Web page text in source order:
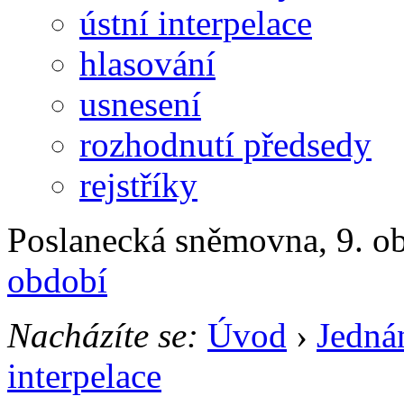
ústní interpelace
hlasování
usnesení
rozhodnutí předsedy
rejstříky
Poslanecká sněmovna, 9.
období
Nacházíte se: Úvod ›
interpelace